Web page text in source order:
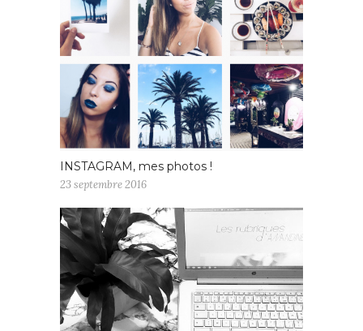
INSTAGRAM, mes photos !
23 septembre 2016